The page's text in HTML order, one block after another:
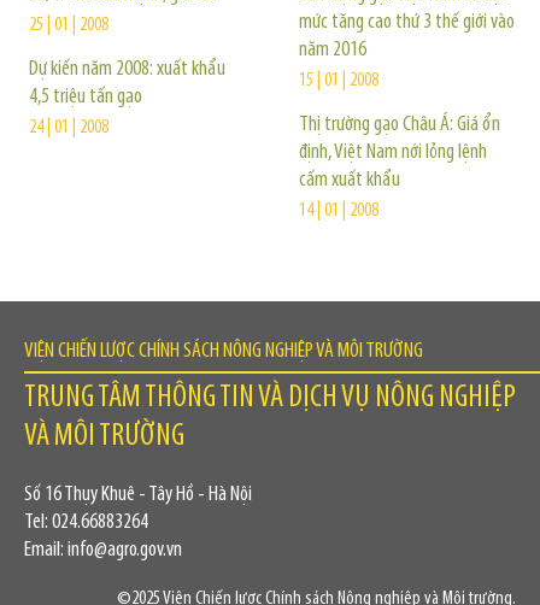
25 | 01 | 2008
Dự kiến năm 2008: xuất khẩu
4,5 triệu tấn gạo
24 | 01 | 2008
mức tăng cao thứ 3 thế giới vào
năm 2016
15 | 01 | 2008
Thị trường gạo Châu Á: Giá ổn
định, Việt Nam nới lỏng lệnh
cấm xuất khẩu
14 | 01 | 2008
VIỆN CHIẾN LƯỢC CHÍNH SÁCH NÔNG NGHIỆP VÀ MÔI TRƯỜNG
TRUNG TÂM THÔNG TIN VÀ DỊCH VỤ NÔNG NGHIỆP
VÀ MÔI TRƯỜNG
Số 16 Thụy Khuê - Tây Hồ - Hà Nội
Tel: 024.66883264
Email: info@agro.gov.vn
©2025 Viện Chiến lược Chính sách Nông nghiệp và Môi trường.